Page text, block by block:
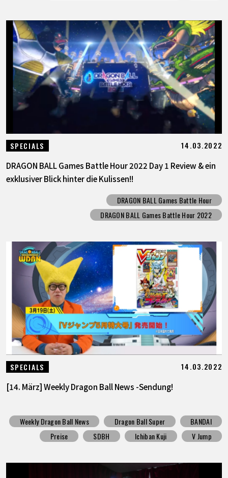
SPECIALS 14.03.2022
DRAGON BALL Games Battle Hour 2022 Day 1 Review & ein
exklusiver Blick hinter die Kulissen!!
DRAGON BALL Games Battle Hour
DRAGON BALL Games Battle Hour 2022
SPECIALS 14.03.2022
[14. März] Weekly Dragon Ball News -Sendung!
Weekly Dragon Ball News Dragon Ball Super
BANDAI
Preise
SDBH Ichiban Kuji V Jump